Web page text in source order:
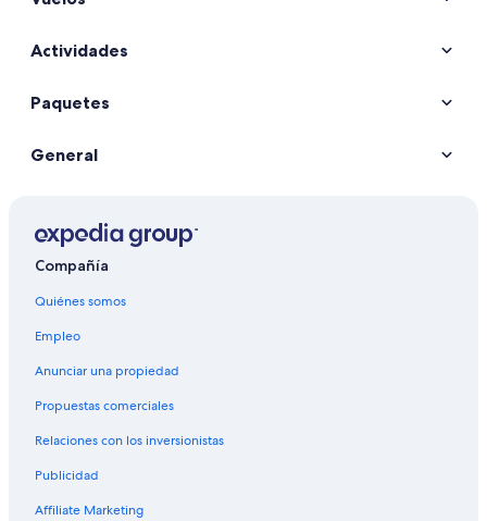
Actividades
Paquetes
General
Compañía
Quiénes somos
Empleo
Anunciar una propiedad
Propuestas comerciales
Relaciones con los inversionistas
Publicidad
Affiliate Marketing